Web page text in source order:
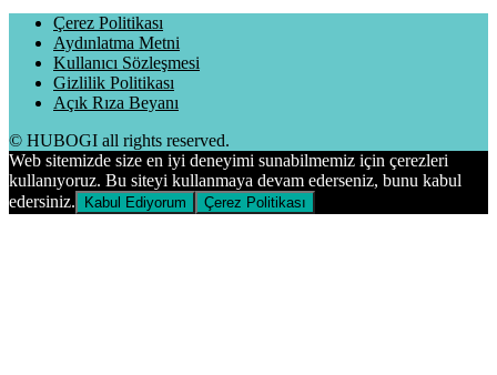
Çerez Politikası
Aydınlatma Metni
Kullanıcı Sözleşmesi
Gizlilik Politikası
Açık Rıza Beyanı
© HUBOGI all rights reserved.
Web sitemizde size en iyi deneyimi sunabilmemiz için çerezleri
kullanıyoruz. Bu siteyi kullanmaya devam ederseniz, bunu kabul
edersiniz.
Kabul Ediyorum Çerez Politikası